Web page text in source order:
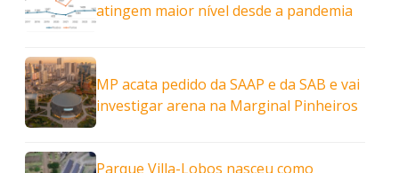
atingem maior nível desde a pandemia
MP acata pedido da SAAP e da SAB e vai
investigar arena na Marginal Pinheiros
Parque Villa-Lobos nasceu como